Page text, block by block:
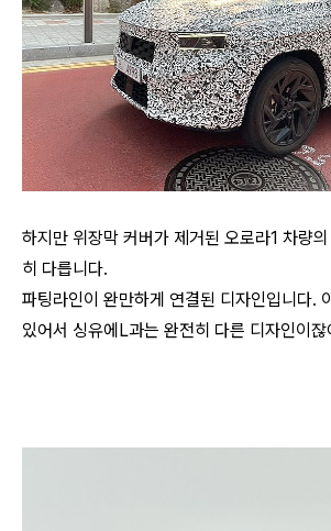
하지만 위장막 커버가 제거된 오로라1 차량
히 다릅니다.
파팅라인이 완만하게 연결된 디자인입니다.
있어서 싱유에L과는 완전히 다른 디자인이잖